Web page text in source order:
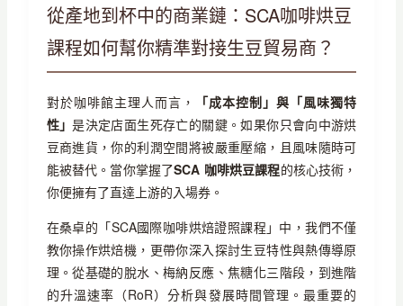
從產地到杯中的商業鏈：SCA咖啡烘豆
課程如何幫你精準對接生豆貿易商？
對於咖啡館主理人而言，
「成本控制」與「風味獨特
性」是決定店面生死存亡的關鍵。如果你只會向中游烘
豆商進貨，你的利潤空間將被嚴重壓縮，且風味隨時可
能被替代。當你掌握了SCA 咖啡烘豆課程的核心技術，
你便擁有了直達上游的入場券。
在桑卓的「SCA國際咖啡烘焙證照課程」中，我們不僅
教你操作烘焙機，更帶你深入探討生豆特性與熱傳導原
理。從基礎的脫水、梅納反應、焦糖化三階段，到進階
的升溫速率（RoR）分析與發展時間管理。最重要的